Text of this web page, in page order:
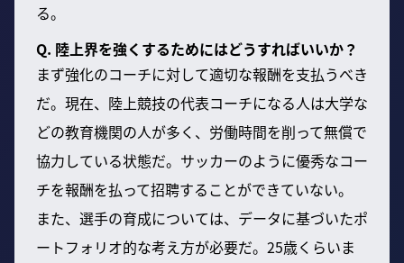
る。
Q. 陸上界を強くするためにはどうすればいいか？
まず強化のコーチに対して適切な報酬を支払うべき
だ。現在、陸上競技の代表コーチになる人は大学な
どの教育機関の人が多く、労働時間を削って無償で
協力している状態だ。サッカーのように優秀なコー
チを報酬を払って招聘することができていない。
また、選手の育成については、データに基づいたポ
ートフォリオ的な考え方が必要だ。25歳くらいま